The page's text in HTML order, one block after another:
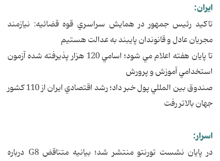
ايران:
تاکيد رئيس جمهور در همايش سراسري قوه قضائيه: نيازمند
مجريان عادل و قانوندان پايبند به عدالت هستيم
تا پايان هفته اعلام مي شود؛ اسامي 120 هزار پذيرفته شده آزمون
استخدامي آموزش و پرورش
صندوق بين المللي پول خبر داد؛ رشد اقتصادي ايران از 110 کشور
جهان بالاتر رفت
اسرار:
در پايان نشست تورنتو منتشر شد؛ بيانيه متناقض G8 درباره